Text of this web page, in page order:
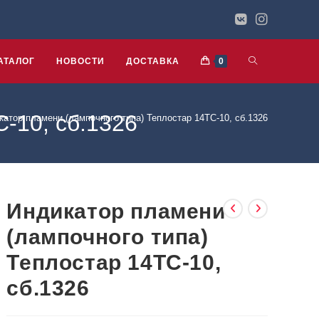
НОВОСТИ ДОСТАВКА 0
10, сб.1326
пламени (лампочного типа) Теплостар 14ТС-10, сб.1326
Индикатор пламени
(лампочного типа)
Теплостар 14ТС-10,
сб.1326